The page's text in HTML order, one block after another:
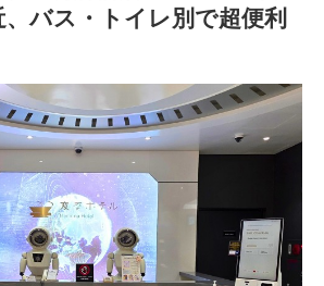
バス・トイレ別で超便利